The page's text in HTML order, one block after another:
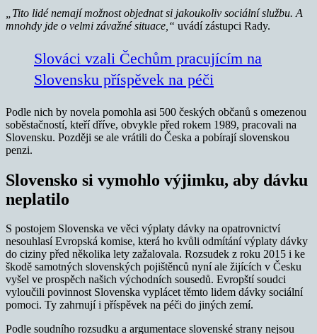
„Tito lidé nemají možnost objednat si jakoukoliv sociální službu. A
mnohdy jde o velmi závažné situace,“ uvádí zástupci Rady.
Slováci vzali Čechům pracujícím na
Slovensku příspěvek na péči
Podle nich by novela pomohla asi 500 českých občanů s omezenou
soběstačností, kteří dříve, obvykle před rokem 1989, pracovali na
Slovensku. Později se ale vrátili do Česka a pobírají slovenskou
penzi.
Slovensko si vymohlo výjimku, aby dávku
neplatilo
S postojem Slovenska ve věci výplaty dávky na opatrovnictví
nesouhlasí Evropská komise, která ho kvůli odmítání výplaty dávky
do ciziny před několika lety zažalovala. Rozsudek z roku 2015 i ke
škodě samotných slovenských pojištěnců nyní ale žijících v Česku
vyšel ve prospěch našich východních sousedů. Evropští soudci
vyloučili povinnost Slovenska vyplácet těmto lidem dávky sociální
pomoci. Ty zahrnují i příspěvek na péči do jiných zemí.
Podle soudního rozsudku a argumentace slovenské strany nejsou